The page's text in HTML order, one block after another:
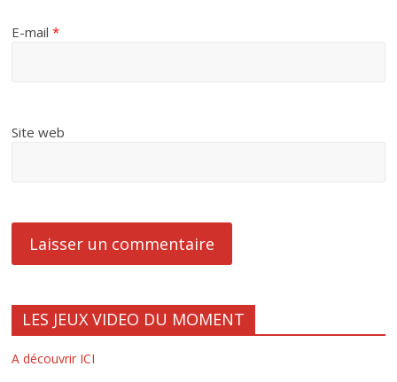
E-mail*
Site web
LES JEUX VIDEO DU MOMENT
A découvrir ICI